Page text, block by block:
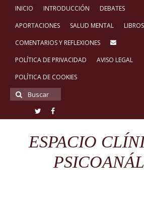
INICIO INTRODUCCIÓN
DEBATES
APORTACIONES
SALUD MENTAL
LIBROS
COMENTARIOS Y REFLEXIONES
POLÍTICA DE PRIVACIDAD
AVISO LEGAL
POLÍTICA DE COOKIES
Buscar
por:
ESPACIO